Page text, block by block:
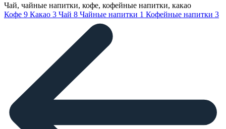
Чай, чайные напитки, кофе, кофейные напитки, какао
Кофе 9 Какао 3 Чай 8 Чайные напитки 1 Кофейные напитки 3